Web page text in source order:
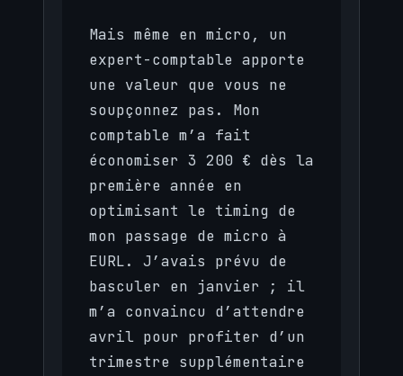
Mais même en micro, un
expert-comptable apporte
une valeur que vous ne
soupçonnez pas. Mon
comptable m’a fait
économiser 3 200 € dès la
première année en
optimisant le timing de
mon passage de micro à
EURL. J’avais prévu de
basculer en janvier ; il
m’a convaincu d’attendre
avril pour profiter d’un
trimestre supplémentaire